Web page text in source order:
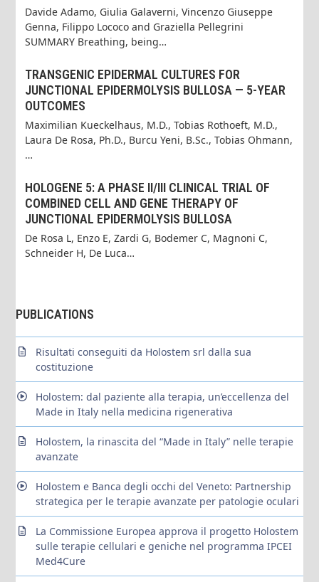
Davide Adamo, Giulia Galaverni, Vincenzo Giuseppe
Genna, Filippo Lococo and Graziella Pellegrini
SUMMARY Breathing, being…
TRANSGENIC EPIDERMAL CULTURES FOR
JUNCTIONAL EPIDERMOLYSIS BULLOSA — 5-YEAR
OUTCOMES
Maximilian Kueckelhaus, M.D., Tobias Rothoeft, M.D.,
Laura De Rosa, Ph.D., Burcu Yeni, B.Sc., Tobias Ohmann,
…
HOLOGENE 5: A PHASE II/III CLINICAL TRIAL OF
COMBINED CELL AND GENE THERAPY OF
JUNCTIONAL EPIDERMOLYSIS BULLOSA
De Rosa L, Enzo E, Zardi G, Bodemer C, Magnoni C,
Schneider H, De Luca…
PUBLICATIONS
Risultati conseguiti da Holostem srl dalla sua
costituzione
Holostem: dal paziente alla terapia, un’eccellenza del
Made in Italy nella medicina rigenerativa
Holostem, la rinascita del “Made in Italy” nelle terapie
avanzate
Holostem e Banca degli occhi del Veneto: Partnership
strategica per le terapie avanzate per patologie oculari
La Commissione Europea approva il progetto Holostem
sulle terapie cellulari e geniche nel programma IPCEI
Med4Cure